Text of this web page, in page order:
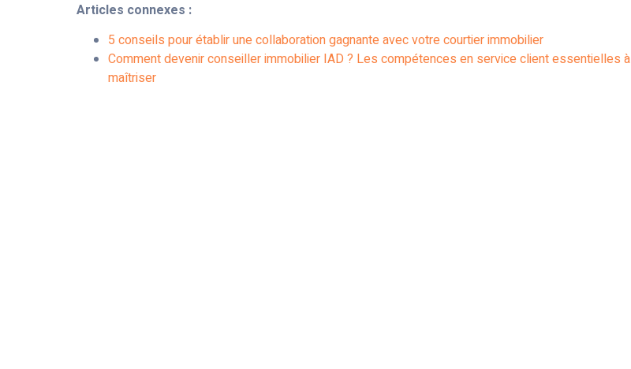
Articles connexes :
5 conseils pour établir une collaboration gagnante avec votre courtier immobilier
Comment devenir conseiller immobilier IAD ? Les compétences en service client essentielles à
maîtriser